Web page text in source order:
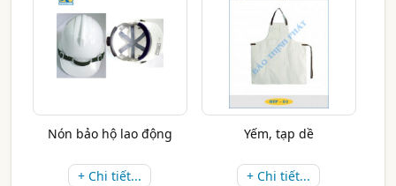
Nón bảo hộ lao động
+ Chi tiết...
Yếm, tạp dề
+ Chi tiết...